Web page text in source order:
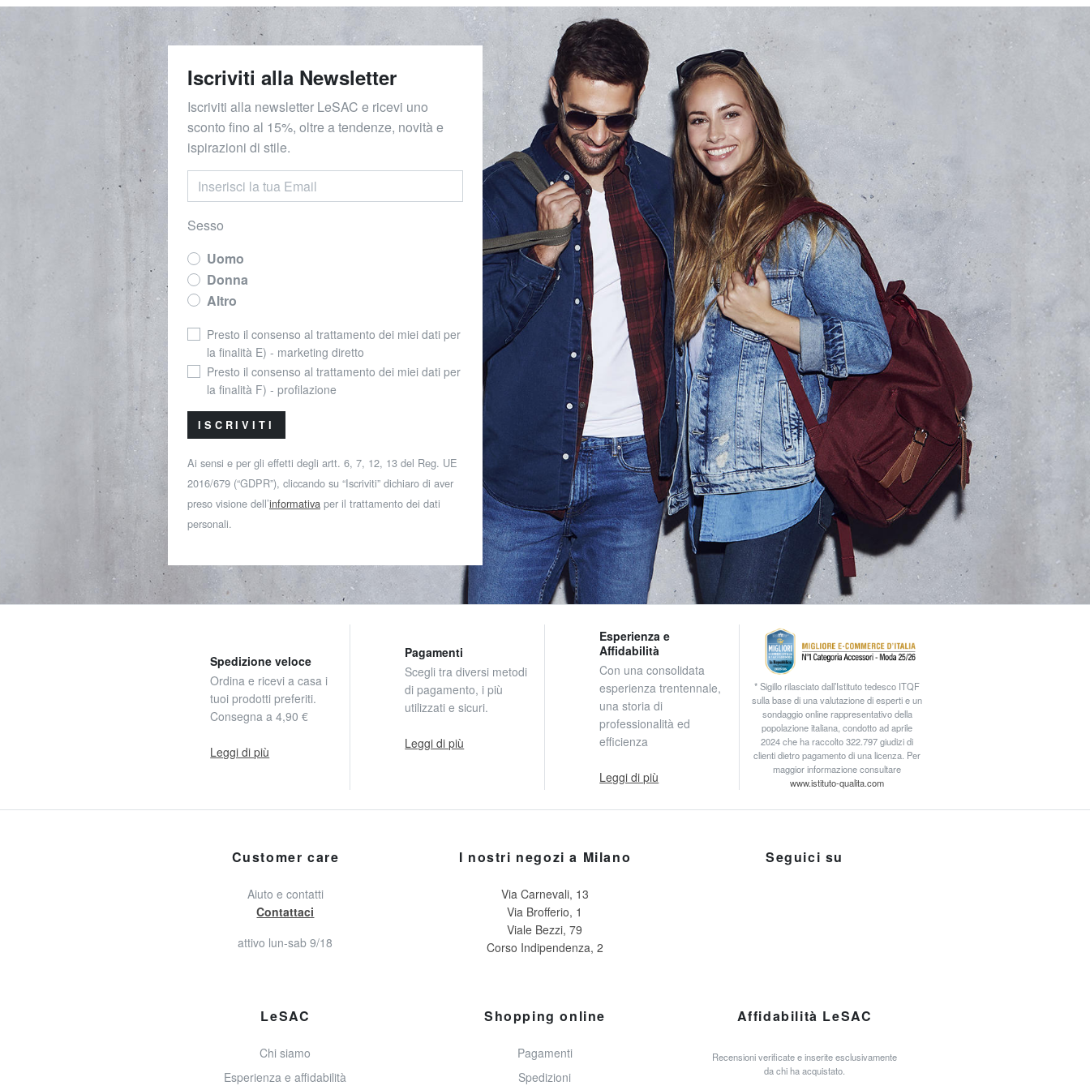
Iscriviti alla Newsletter
Iscriviti alla newsletter LeSAC e ricevi uno
sconto fino al 15%, oltre a tendenze, novità e
ispirazioni di stile.
Sesso
Uomo
Donna
Altro
Presto il consenso al trattamento dei miei dati per
la finalità E) - marketing diretto
Presto il consenso al trattamento dei miei dati per
la finalità F) - profilazione
ISCRIVITI
Ai sensi e per gli effetti degli artt. 6, 7, 12, 13 del Reg. UE
2016/679 (“GDPR”), cliccando su “Iscriviti” dichiaro di aver
preso visione dell’informativa per il trattamento dei dati
personali.
Spedizione veloce
Ordina e ricevi a casa i
tuoi prodotti preferiti.
Consegna a 4,90 €
Leggi di più
Pagamenti
Scegli tra diversi metodi
di pagamento, i più
utilizzati e sicuri.
Leggi di più
Esperienza e
Affidabilità
Con una consolidata
esperienza trentennale,
una storia di
professionalità ed
efficienza
Leggi di più
* Sigillo rilasciato dall’Istituto tedesco ITQF
sulla base di una valutazione di esperti e un
sondaggio online rappresentativo della
popolazione italiana, condotto ad aprile
2024 che ha raccolto 322.797 giudizi di
clienti dietro pagamento di una licenza. Per
maggior informazione consultare
www.istituto-qualita.com
Customer care
Aiuto e contatti
Contattaci
attivo lun-sab 9/18
I nostri negozi a Milano
Via Carnevali, 13
Via Brofferio, 1
Viale Bezzi, 79
Corso Indipendenza, 2
Seguici su
LeSAC
Chi siamo
Esperienza e affidabilità
Shopping online
Pagamenti
Spedizioni
Affidabilità LeSAC
Recensioni verificate e inserite esclusivamente
da chi ha acquistato.